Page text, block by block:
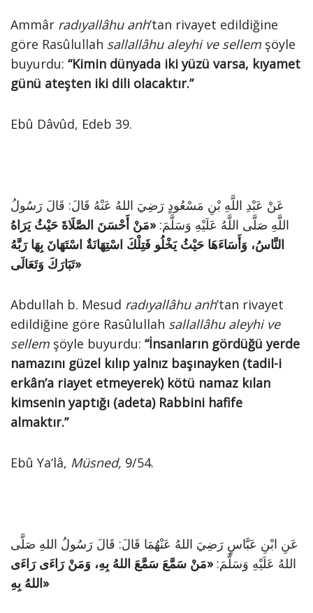
Ammâr radıyallâhu anh’tan rivayet edildiğine
göre Rasûlullah sallallâhu aleyhi ve sellem şöyle
buyurdu: “Kimin dünyada iki yüzü varsa, kıyamet
günü ateşten iki dili olacaktır.”
Ebû Dâvûd, Edeb 39.
عَنْ عَبْدِ اللَّهِ بْنِ مَسْعُودٍ رَضِيَ اللهُ عَنْهُ قَالَ: قَالَ رَسُولُ
اللَّهِ صَلَّى اللَّهُ عَلَيْهِ وَسَلَّمَ:«مَنْ أَحْسَنَ الصَّلَاةَ حَيْثُ يَرَاهُ
النَّاسُ، وَأَسَاءَهَا حَيْثُ يَخْلُو فَتِلْكَ اسْتِهَانَةٌ اسْتَهَانَ بِهَا رَبَّهُ
تَبَارَكَ وَتَعَالَى»
Abdullah b. Mesud radıyallâhu anh’tan rivayet
edildiğine göre Rasûlullah sallallâhu aleyhi ve
sellem şöyle buyurdu: “İnsanların gördüğü yerde
namazını güzel kılıp yalnız başınayken (tadil-i
erkân’a riayet etmeyerek) kötü namaz kılan
kimsenin yaptığı (adeta) Rabbini hafife
almaktır.”
Ebû Ya‘lâ, Müsned, 9/54.
عَنِ ابْنِ عَبَّاسٍ رَضِيَ اللهُ عَنْهُمَا قَالَ: قَالَ رَسُولُ اللهِ صَلَّى
اللهُ عَلَيْهِ وَسَلَّمَ:«مَنْ سَمَّعَ سَمَّعَ اللهُ بِهِ، وَمَنْ رَاءَى رَاءَى
اللهُ بِهِ»